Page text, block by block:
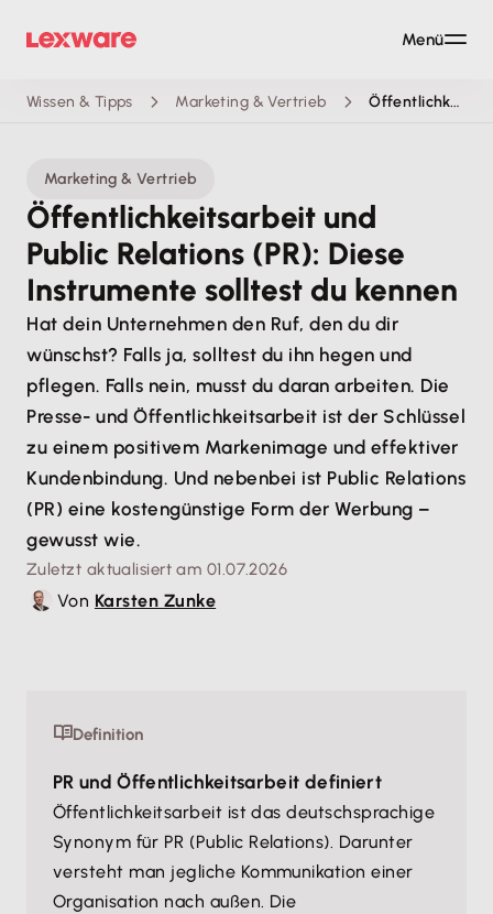
Wissen & Tipps Marketing & Vertrieb Öffentlichkeitsarbeit
Marketing & Vertrieb
Öffentlichkeitsarbeit und
Public Relations (PR): Diese
Instrumente solltest du kennen
Hat dein Unternehmen den Ruf, den du dir
wünschst? Falls ja, solltest du ihn hegen und
pflegen. Falls nein, musst du daran arbeiten. Die
Presse- und Öffentlichkeitsarbeit ist der Schlüssel
zu einem positivem Markenimage und effektiver
Kundenbindung. Und nebenbei ist Public Relations
(PR) eine kostengünstige Form der Werbung –
gewusst wie.
Zuletzt aktualisiert am 01.07.2026
Von Karsten Zunke
Definition
PR und Öffentlichkeitsarbeit definiert
Öffentlichkeitsarbeit ist das deutschsprachige
Synonym für PR (Public Relations). Darunter
versteht man jegliche Kommunikation einer
Organisation nach außen. Die
Menü